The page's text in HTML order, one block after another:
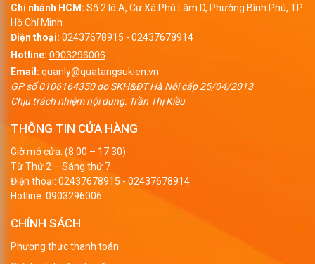
Chi nhánh HCM: Số 2 lô A, Cư Xá Phú Lâm D, Phường Bình Phú, TP
Hồ Chí Minh
Điện thoại: 02437678915 - 02437678914
Hotline: 0903296006
Email: quanly@quatangsukien.vn
GP số 0106164350 do SKH&ĐT Hà Nội cấp 25/04/2013
Chịu trách nhiệm nội dung: Trần Thị Kiều
THÔNG TIN CỬA HÀNG
Giờ mở cửa: (8:00 – 17:30)
Từ Thứ 2 – Sáng thứ 7
Điện thoại: 02437678915 - 02437678914
Hotline: 0903296006
CHÍNH SÁCH
Phương thức thanh toán